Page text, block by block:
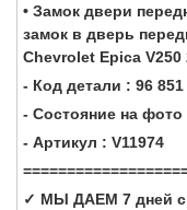
• Замок двери
замок в дверь
Chevrolet Epica V250
- Код детали : 96 851
- Состояние на фото
- Артикул : V11974
✓ МЫ ДАЕМ 7 дней с